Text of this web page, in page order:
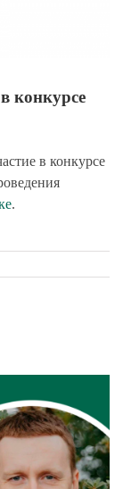
конкурсе
в конкурсе
.